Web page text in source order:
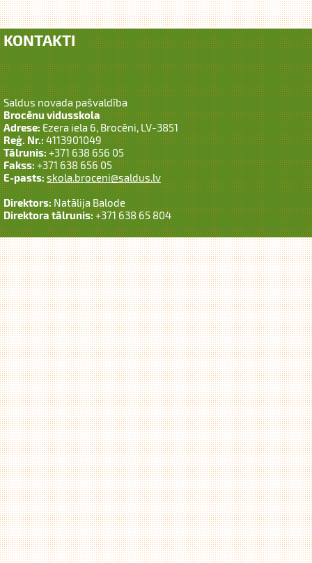
KONTAKTI
Saldus novada pašvaldība
Brocēnu vidusskola
Adrese:Ezera iela 6, Brocēni, LV-3851
Reģ. Nr.:4113901049
Tālrunis:+371 638 656 05
Fakss:+371 638 656 05
E-pasts:skola.broceni@saldus.lv
Direktors:Natālija Balode
Direktora tālrunis:+371 638 65 804